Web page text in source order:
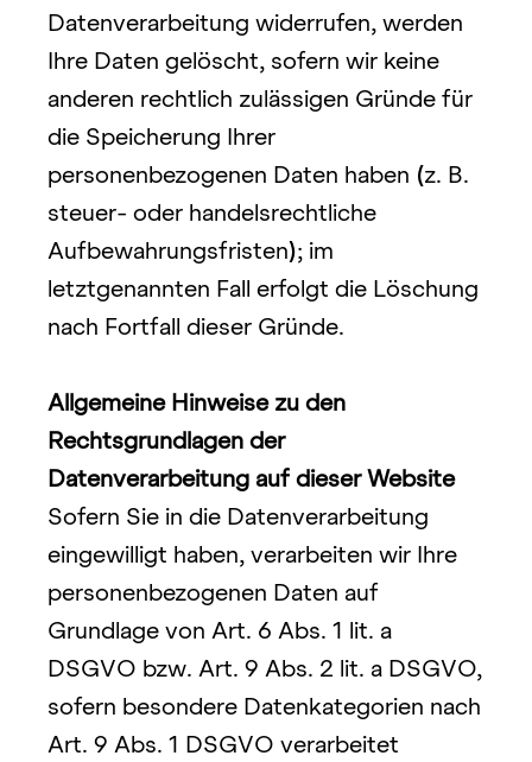
Datenverarbeitung widerrufen, werden
Ihre Daten gelöscht, sofern wir keine
anderen rechtlich zulässigen Gründe für
die Speicherung Ihrer
personenbezogenen Daten haben (z. B.
steuer- oder handelsrechtliche
Aufbewahrungsfristen); im
letztgenannten Fall erfolgt die Löschung
nach Fortfall dieser Gründe.
Allgemeine Hinweise zu den
Rechtsgrundlagen der
Datenverarbeitung auf dieser Website
Sofern Sie in die Datenverarbeitung
eingewilligt haben, verarbeiten wir Ihre
personenbezogenen Daten auf
Grundlage von Art. 6 Abs. 1 lit. a
DSGVO bzw. Art. 9 Abs. 2 lit. a DSGVO,
sofern besondere Datenkategorien nach
Art. 9 Abs. 1 DSGVO verarbeitet